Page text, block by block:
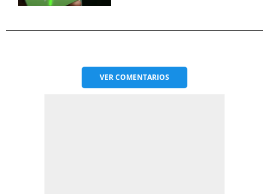
VERCOMENTARIOS